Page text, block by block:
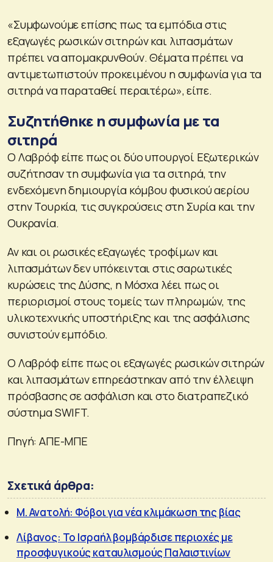
«Συμφωνούμε επίσης πως τα εμπόδια στις
εξαγωγές ρωσικών σιτηρών και λιπασμάτων
πρέπει να απομακρυνθούν. Θέματα πρέπει να
αντιμετωπιστούν προκειμένου η συμφωνία για τα
σιτηρά να παραταθεί περαιτέρω», είπε.
Συζητήθηκε η συμφωνία με τα
σιτηρά
Ο Λαβρόφ είπε πως οι δύο υπουργοί Εξωτερικών
συζήτησαν τη συμφωνία για τα σιτηρά, την
ενδεχόμενη δημιουργία κόμβου φυσικού αερίου
στην Τουρκία, τις συγκρούσεις στη Συρία και την
Ουκρανία.
Αν και οι ρωσικές εξαγωγές τροφίμων και
λιπασμάτων δεν υπόκεινται στις σαρωτικές
κυρώσεις της Δύσης, η Μόσχα λέει πως οι
περιορισμοί στους τομείς των πληρωμών, της
υλικοτεχνικής υποστήριξης και της ασφάλισης
συνιστούν εμπόδιο.
Ο Λαβρόφ είπε πως οι εξαγωγές ρωσικών σιτηρών
και λιπασμάτων επηρεάστηκαν από την έλλειψη
πρόσβασης σε ασφάλιση και στο διατραπεζικό
σύστημα SWIFT.
Πηγή: ΑΠΕ-ΜΠΕ
Σχετικά άρθρα:
Μ. Ανατολή: Φόβοι για νέα κλιμάκωση της βίας
Λίβανος: Το Ισραήλ βομβάρδισε περιοχές με
προσφυγικούς καταυλισμούς Παλαιστινίων